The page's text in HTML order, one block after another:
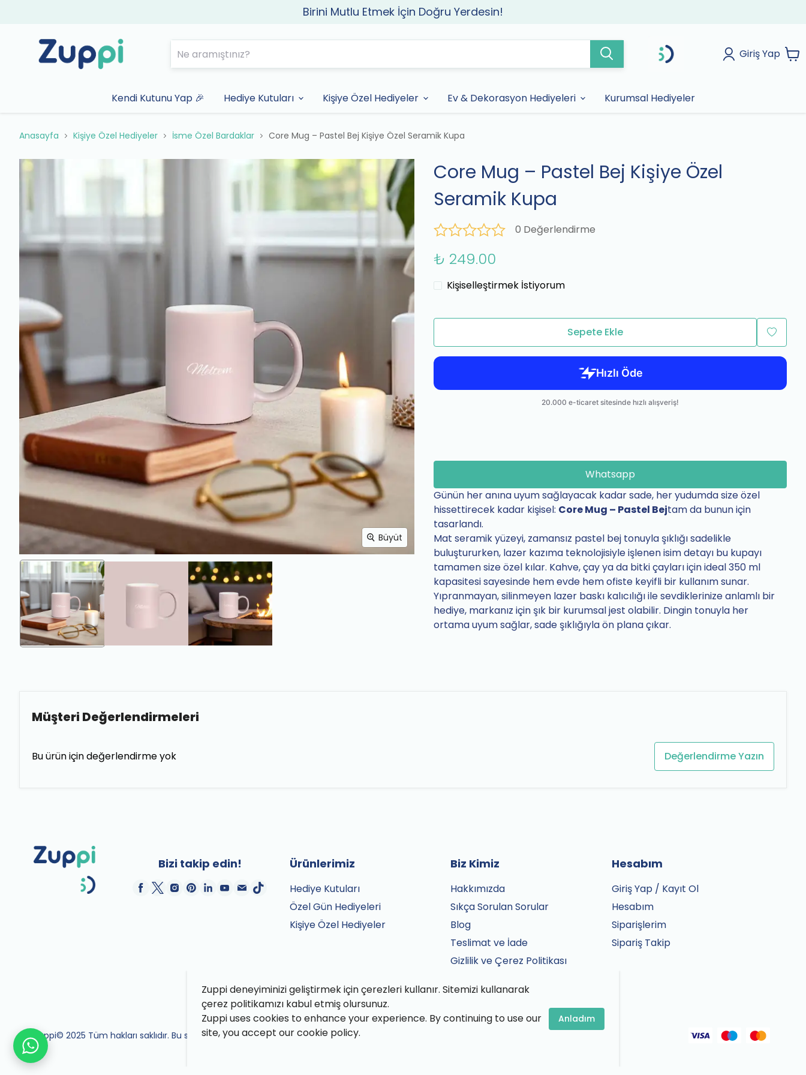
Birini Mutlu Etmek İçin Doğru Yerdesin!
Giriş Yap
Kendi Kutunu Yap 🎉 Hediye Kutuları Kişiye Özel Hediyeler Ev & Dekorasyon Hediyeleri Kurumsal Hediyeler
Zuppi deneyiminizi geliştirmek için çerezleri kullanır. Sitemizi kullanarak
çerez politikamızı kabul etmiş olursunuz.
Zuppi uses cookies to enhance your experience. By continuing to use our
site, you accept our cookie policy.
Anladım
Anasayfa Kişiye Özel Hediyeler İsme Özel Bardaklar Core Mug – Pastel Bej Kişiye Özel Seramik Kupa
Büyüt
Core Mug – Pastel Bej Kişiye Özel
Seramik Kupa
0 Değerlendirme
₺ 249.00
Kişiselleştirmek İstiyorum
Sepete Ekle
Whatsapp
Günün her anına uyum sağlayacak kadar sade, her yudumda size özel
hissettirecek kadar kişisel: Core Mug – Pastel Bejtam da bunun için
tasarlandı.
Mat seramik yüzeyi, zamansız pastel bej tonuyla şıklığı sadelikle
buluştururken, lazer kazıma teknolojisiyle işlenen isim detayı bu kupayı
tamamen size özel kılar. Kahve, çay ya da bitki çayları için ideal 350 ml
kapasitesi sayesinde hem evde hem ofiste keyifli bir kullanım sunar.
Yıpranmayan, silinmeyen lazer baskı kalıcılığı ile sevdiklerinize anlamlı bir
hediye, markanız için şık bir kurumsal jest olabilir. Dingin tonuyla her
ortama uyum sağlar, sade şıklığıyla ön plana çıkar.
Müşteri Değerlendirmeleri
Bu ürün için değerlendirme yok Değerlendirme Yazın
Bizi takip edin! Ürünlerimiz
Hediye Kutuları
Özel Gün Hediyeleri
Kişiye Özel Hediyeler
Biz Kimiz
Hakkımızda
Sıkça Sorulan Sorular
Blog
Teslimat ve İade
Gizlilik ve Çerez Politikası
İletişim
Hesabım
Giriş Yap / Kayıt Ol
Hesabım
Siparişlerim
Sipariş Takip
Zuppi© 2025 Tüm hakları saklıdır. Bu site Zuppi ekibi tarafından özenle paketlenmiştir.